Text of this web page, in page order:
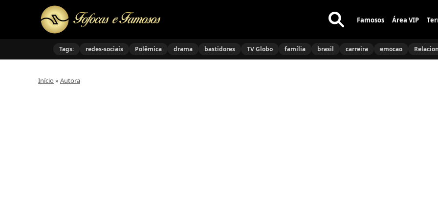
Buscar
no
Famosos Área VIP
Tags: redes-sociais Polêmica drama bastidores TV Globo família brasil carreira emocao
Início » Autora